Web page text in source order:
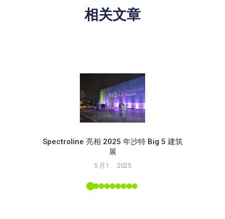
相关文章
Spectroline 亮相 2025 年沙特 Big 5 建筑
展
5 月1 、2025